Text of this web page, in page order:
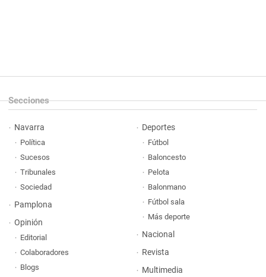
Secciones
Navarra
Política
Sucesos
Tribunales
Sociedad
Pamplona
Opinión
Editorial
Colaboradores
Blogs
Deportes
Fútbol
Baloncesto
Pelota
Balonmano
Fútbol sala
Más deporte
Nacional
Revista
Multimedia